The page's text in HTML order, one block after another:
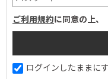
ご利用規約に同意の上、
ログインしたままに